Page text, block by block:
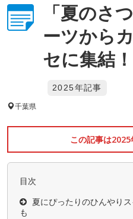
「夏のさ
ーツから
セに集結
2025年記事
千葉県
この記事は
目次
夏にぴったりのひんやり
も